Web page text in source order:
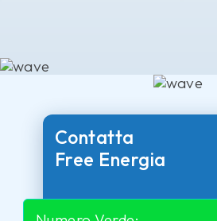
Contatta
Free Energia